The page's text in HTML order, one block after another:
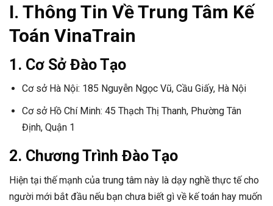
I. Thông Tin Về Trung Tâm Kế
Toán VinaTrain
1. Cơ Sở Đào Tạo
Cơ sở Hà Nội: 185 Nguyễn Ngọc Vũ, Cầu Giấy, Hà Nội
Cơ sở Hồ Chí Minh: 45 Thạch Thị Thanh, Phường Tân
Định, Quận 1
2. Chương Trình Đào Tạo
Hiện tại thế mạnh của trung tâm này là dạy nghề thực tế cho
người mới bắt đầu nếu bạn chưa biết gì về kế toán hay muốn